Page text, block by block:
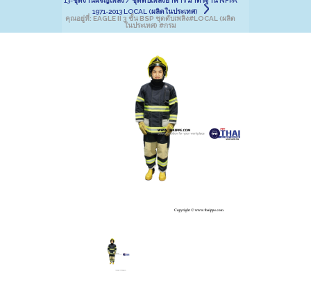
1971-2013 LOCAL (ผลิตในประเทศ)
คุณอยู่ที่: EAGLE II 3 ชั้น BSP ชุดดับเพลิง#LOCAL (ผลิต
ในประเทศ) #กรม